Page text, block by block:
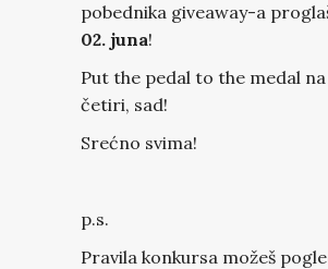
pobednika giveaway-a
02. juna!
Put the pedal to the medal
četiri, sad!
Srećno svima!
p.s.
Pravila konkursa možeš